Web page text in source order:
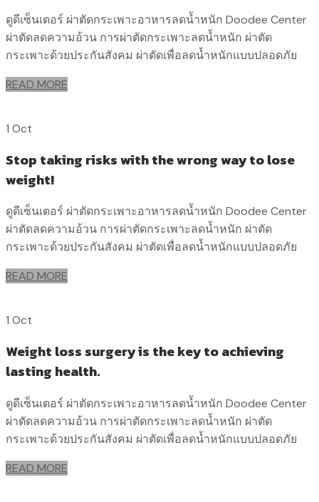
ดูดีเซ็นเตอร์ ผ่าตัดกระเพาะอาหารลดน้ำหนัก Doodee Center
ผ่าตัดลดความอ้วน การผ่าตัดกระเพาะลดน้ำหนัก ผ่าตัด
กระเพาะด้วยประกันสังคม ผ่าตัดเพื่อลดน้ำหนักแบบปลอดภัย
READ MORE
1 Oct
Stop taking risks with the wrong way to lose
weight!
ดูดีเซ็นเตอร์ ผ่าตัดกระเพาะอาหารลดน้ำหนัก Doodee Center
ผ่าตัดลดความอ้วน การผ่าตัดกระเพาะลดน้ำหนัก ผ่าตัด
กระเพาะด้วยประกันสังคม ผ่าตัดเพื่อลดน้ำหนักแบบปลอดภัย
READ MORE
1 Oct
Weight loss surgery is the key to achieving
lasting health.
ดูดีเซ็นเตอร์ ผ่าตัดกระเพาะอาหารลดน้ำหนัก Doodee Center
ผ่าตัดลดความอ้วน การผ่าตัดกระเพาะลดน้ำหนัก ผ่าตัด
กระเพาะด้วยประกันสังคม ผ่าตัดเพื่อลดน้ำหนักแบบปลอดภัย
READ MORE